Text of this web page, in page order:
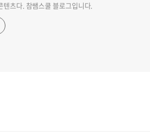
텐츠다. 참쌤스쿨 블로그입니다.